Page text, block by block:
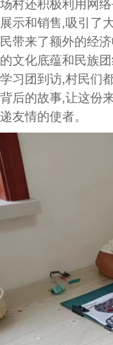
场村还积极利用网
展示和销售,吸引了
民带来了额外的经
的文化底蕴和民族
学习团到访,村民们
背后的故事,让这份
递友情的使者。